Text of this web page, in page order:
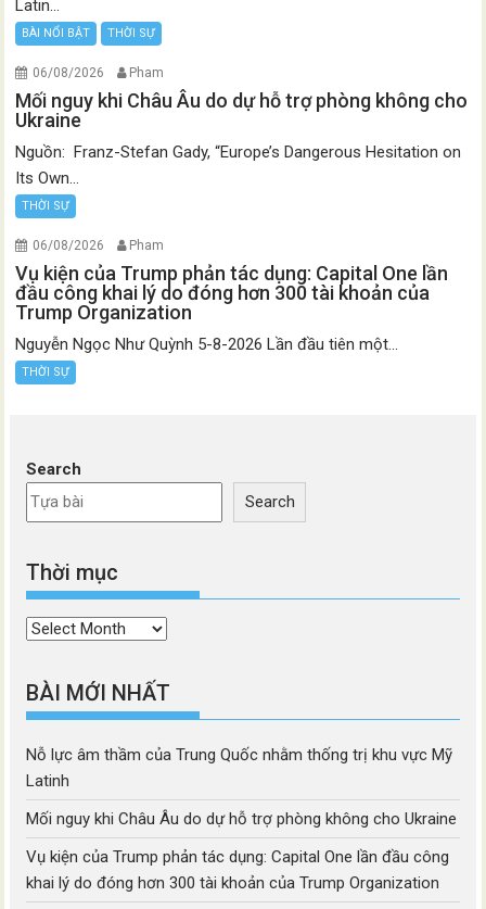
Latin...
BÀI NỔI BẬT THỜI SỰ
06/08/2026 Pham
Mối nguy khi Châu Âu do dự hỗ trợ phòng không cho
Ukraine
Nguồn: Franz-Stefan Gady, “Europe’s Dangerous Hesitation on
Its Own...
THỜI SỰ
06/08/2026 Pham
Vụ kiện của Trump phản tác dụng: Capital One lần
đầu công khai lý do đóng hơn 300 tài khoản của
Trump Organization
Nguyễn Ngọc Như Quỳnh 5-8-2026 Lần đầu tiên một...
THỜI SỰ
Search
Search
Thời mục
Thời
BÀI MỚI NHẤT
Nỗ lực âm thầm của Trung Quốc nhằm thống trị khu vực Mỹ
Latinh
Mối nguy khi Châu Âu do dự hỗ trợ phòng không cho Ukraine
Vụ kiện của Trump phản tác dụng: Capital One lần đầu công
khai lý do đóng hơn 300 tài khoản của Trump Organization